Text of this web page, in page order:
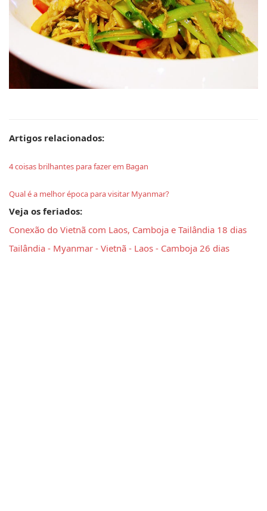
Artigos relacionados:
4 coisas brilhantes para fazer em Bagan
Qual é a melhor época para visitar Myanmar?
Veja os feriados:
Conexão do Vietnã com Laos, Camboja e Tailândia 18 dias
Tailândia - Myanmar - Vietnã - Laos - Camboja 26 dias